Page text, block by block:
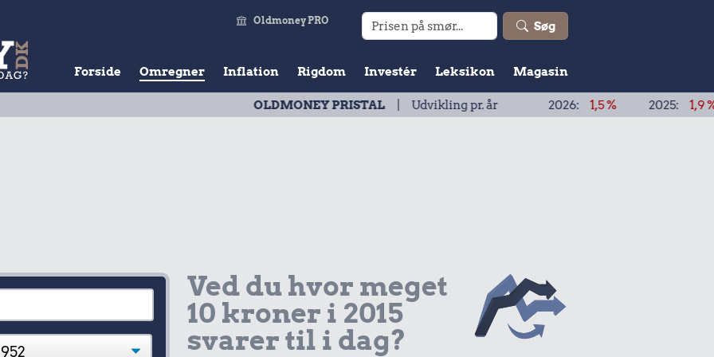
Søg
Oldmoney PRO
Forside Omregner Inflation Rigdom Investér Leksikon Magasin
OLDMONEY PRISTAL| Udvikling pr. år2026: 2025: 1,9 % 2024:
Ved du hvor meget
10 kroner i 2015
svarer til i dag?